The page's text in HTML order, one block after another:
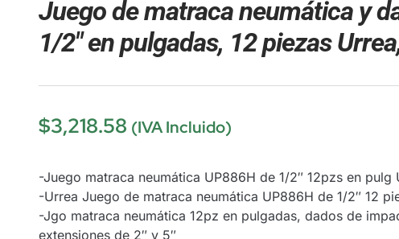
Juego de matraca neumática y
1/2″ en pulgadas, 12 piezas
$3,218.58 (IVA Incluido)
-Juego matraca neumática UP886H de 1/2″ 12pzs en pulg
-Urrea Juego de matraca neumática UP886H de 1/2″ 12
-Jgo matraca neumática 12pz en pulgadas, dados de
extensiones de 2″ y 5″